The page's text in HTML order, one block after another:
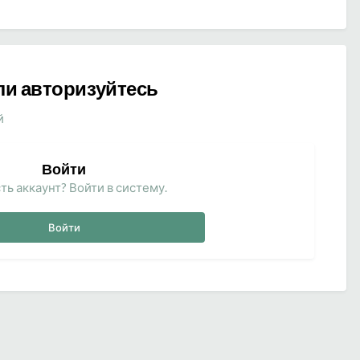
авторизуйтесь
Войти
аккаунт? Войти в систему.
Войти